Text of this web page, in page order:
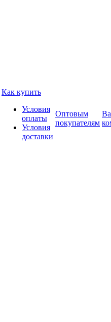
Как купить
Условия
оплаты
Условия
доставки
Оптовым
покупателям